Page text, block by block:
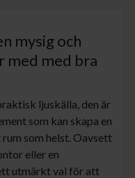
mysig och
med med bra
ljuskälla, den är
som kan skapa en
som helst. Oavsett
eller en
utmärkt val för att